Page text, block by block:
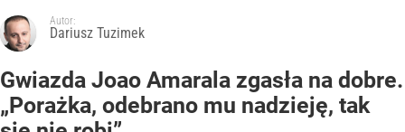
Autor:
Dariusz Tuzimek
Gwiazda Joao Amarala zgasła na dobre.
„Porażka, odebrano mu nadzieję, tak